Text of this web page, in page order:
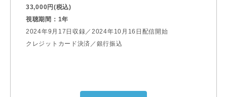
33,000円(税込)
視聴期間：1年
2024年9月17日収録／2024年10月16日配信開始
クレジットカード決済／銀行振込